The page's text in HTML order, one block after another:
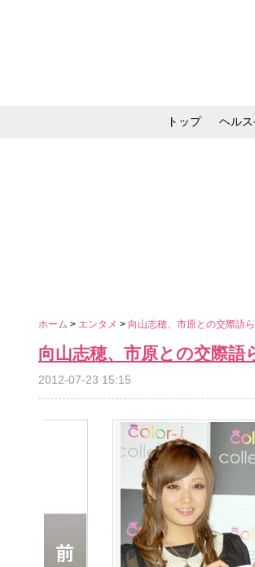
トップ ヘル
ホーム > エンタメ > 向山志穂、市原との交際語
向山志穂、市原との交際語
2012-07-23 15:15